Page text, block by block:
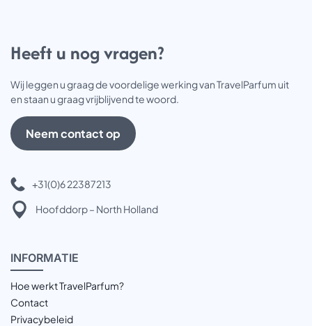
Heeft u nog vragen?
Wij leggen u graag de voordelige werking van TravelParfum uit
en staan u graag vrijblijvend te woord.
Neem contact op
+31(0)6 22387213
Hoofddorp – North Holland
INFORMATIE
Hoe werkt TravelParfum?
Contact
Privacybeleid